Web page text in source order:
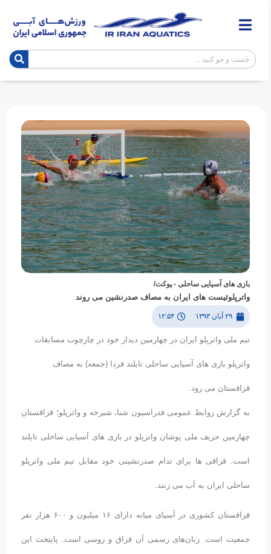
بازی های آسیایی ساحلی - پوکت/
واترپلوئیست های ایران به مصاف صدرنشین می روند
۲۹ آبان ۱۳۹۳ ۱۲:۵۴
تیم ملی واترپلو ایران در چهارمین دیدار خود در چارچوب مسابقات
واترپلو بازی های آسیایی ساحلی تایلند فردا (جمعه) به مصاف
قزاقستان می رود.
به گزارش روابط عمومی فدراسیون شنا، شیرجه و واترپلو؛ قزاقستان
چهارمین حریف ملی پوشان واترپلو در بازی های آسیایی ساحلی تایلند
است. قزاقی ها برای تدام صدرنشینی خود مقابل تیم ملی واترپلو
ساحلی ایران به آب می زنند.
قزاقستان کشوری در آسیای میانه دارای ۱۶ میلیون و ۶۰۰ هزار نفر
جمعیت است. زبان‌های رسمی آن قزاق و روسی است. پایتخت این